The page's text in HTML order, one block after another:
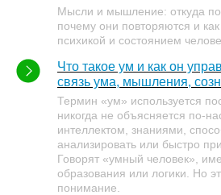
Мысли и мышление: откуда
почему они повторяются и
психикой и состоянием
Что такое ум и как он
связь ума, мышления,
Термин «ум» используется
никогда не объясняется по-
интеллектом, знаниями,
анализировать или быстро
Говорят «умный человек»,
образования или логики. Но
понимание.